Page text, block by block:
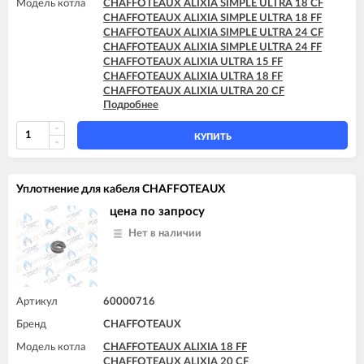
Модель котла
CHAFFOTEAUX ALIXIA SIMPLE ULTRA 18 CF
CHAFFOTEAUX ALIXIA SIMPLE ULTRA 18 FF
CHAFFOTEAUX ALIXIA SIMPLE ULTRA 24 CF
CHAFFOTEAUX ALIXIA SIMPLE ULTRA 24 FF
CHAFFOTEAUX ALIXIA ULTRA 15 FF
CHAFFOTEAUX ALIXIA ULTRA 18 FF
CHAFFOTEAUX ALIXIA ULTRA 20 CF
CHAFFOTEAUX ALIXIA ULTRA 20 FF
CHAFFOTEAUX ALIXIA ULTRA 24 CF
CHAFFOTEAUX ALIXIA ULTRA 24 FF
CHAFFOTEAUX INOA ULTRA 24 FF
CHAFFOTEAUX PIGMA ULTRA 30 CF
CHAFFOTEAUX PIGMA ULTRA 30 FF
CHAFFOTEAUX PIGMA ULTRA SYSTEM 25 CF
Подробнее
КУПИТЬ
Уплотнение для кабеля CHAFFOTEAUX
цена по запросу
Нет в наличии
Артикул 60000716
Бренд CHAFFOTEAUX
Модель котла
CHAFFOTEAUX ALIXIA 18 FF
CHAFFOTEAUX ALIXIA 20 CF